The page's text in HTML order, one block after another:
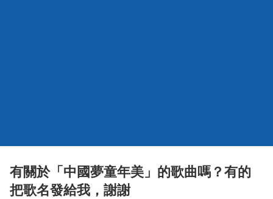
有關於「中國夢童年美」的歌曲嗎？有的
把歌名發給我，謝謝